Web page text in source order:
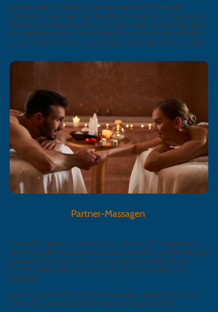
Die Hot-Stone-Massage ist eine Massageform, bei der unter
Zuhilfenahme von erwärmten Basaltsteinen eine tiefe Entspannung
der Muskulatur erreicht wird. Wie die traditionelle Thai-Massage liegen
die Ursprünge der Hot-Stone-Massage lange Zeit zurück und wurden
in verschiedenen Kulturen unabhängig voneinander weiterentwickelt.
Partner-Massagen
Sie möchten gerne mit Ihrem Partner, Ihrem Familienmitglied oder
einem Freund/einer Freundin gleichzeitig die wohltuende Thai Massage
geniessen? Wir haben in Roth 3 Massageplätze (in WUG 2) und
können deshalb solche gemeinsamen Termine nach Absprache
anbieten!
Da wir uns personell auf solche Paarmassagen vorbereiten müssen,
bitten wir grundsätzlich um Terminabstimmung im Vorfeld.